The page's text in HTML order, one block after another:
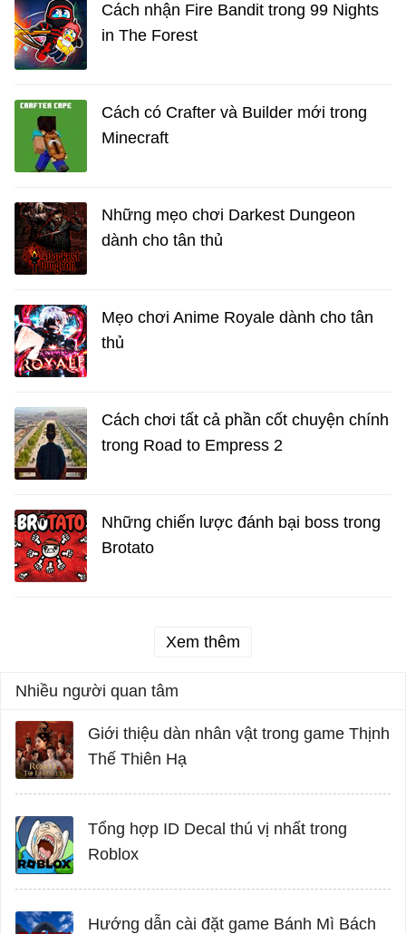
Cách nhận Fire Bandit trong 99 Nights
in The Forest
Cách có Crafter và Builder mới trong
Minecraft
Những mẹo chơi Darkest Dungeon
dành cho tân thủ
Mẹo chơi Anime Royale dành cho tân
thủ
Cách chơi tất cả phần cốt chuyện chính
trong Road to Empress 2
Những chiến lược đánh bại boss trong
Brotato
Xem thêm
Nhiều người quan tâm
Giới thiệu dàn nhân vật trong game Thịnh
Thế Thiên Hạ
Tổng hợp ID Decal thú vị nhất trong
Roblox
Hướng dẫn cài đặt game Bánh Mì Bách